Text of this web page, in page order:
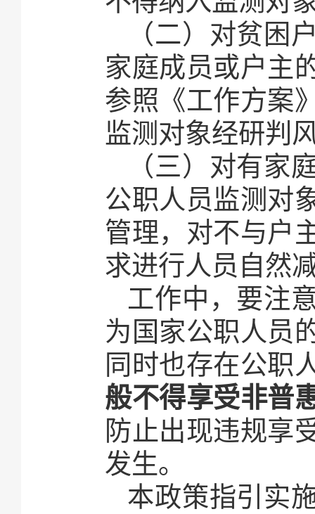
（二）对贫困
家庭成员或户主
参照《工作方案
监测对象经研判
（三）对有家
公职人员监测对
管理，对不与户
求进行人员自然
工作中，要注
为国家公职人员
同时也存在公职
般不得享受非普
防止出现违规享
发生。
本政策指引实